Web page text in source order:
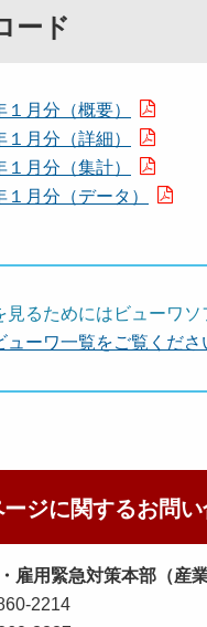
ード
月分（概要）
月分（詳細）
月分（集計）
月分（データ）
見るためにはビューワソ
ューワ一覧をご覧くださ
ージに関するお問
雇用緊急対策本部（産
2214